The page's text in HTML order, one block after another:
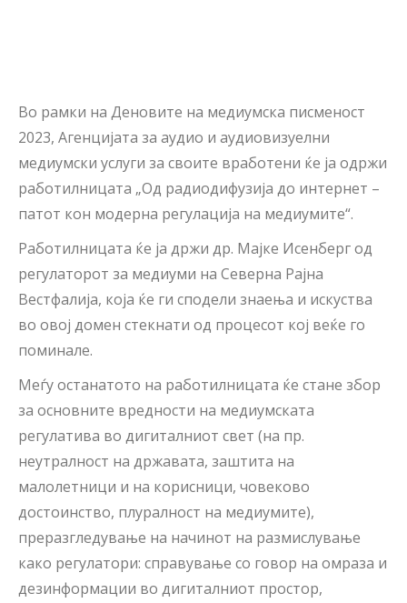
Во рамки на Деновите на медиумска писменост
2023, Агенцијата за аудио и аудиовизуелни
медиумски услуги за своите вработени ќе ја одржи
работилницата „Од радиодифузија до интернет –
патот кон модерна регулација на медиумите“.
Работилницата ќе ја држи др. Мајке Исенберг од
регулаторот за медиуми на Северна Рајна
Вестфалија, која ќе ги сподели знаења и искуства
во овој домен стекнати од процесот кој веќе го
поминале.
Меѓу останатото на работилницата ќе стане збор
за основните вредности на медиумската
регулатива во дигиталниот свет (на пр.
неутралност на државата, заштита на
малолетници и на корисници, човеково
достоинство, плуралност на медиумите),
преразгледување на начинот на размислување
како регулатори: справување со говор на омраза и
дезинформации во дигиталниот простор,